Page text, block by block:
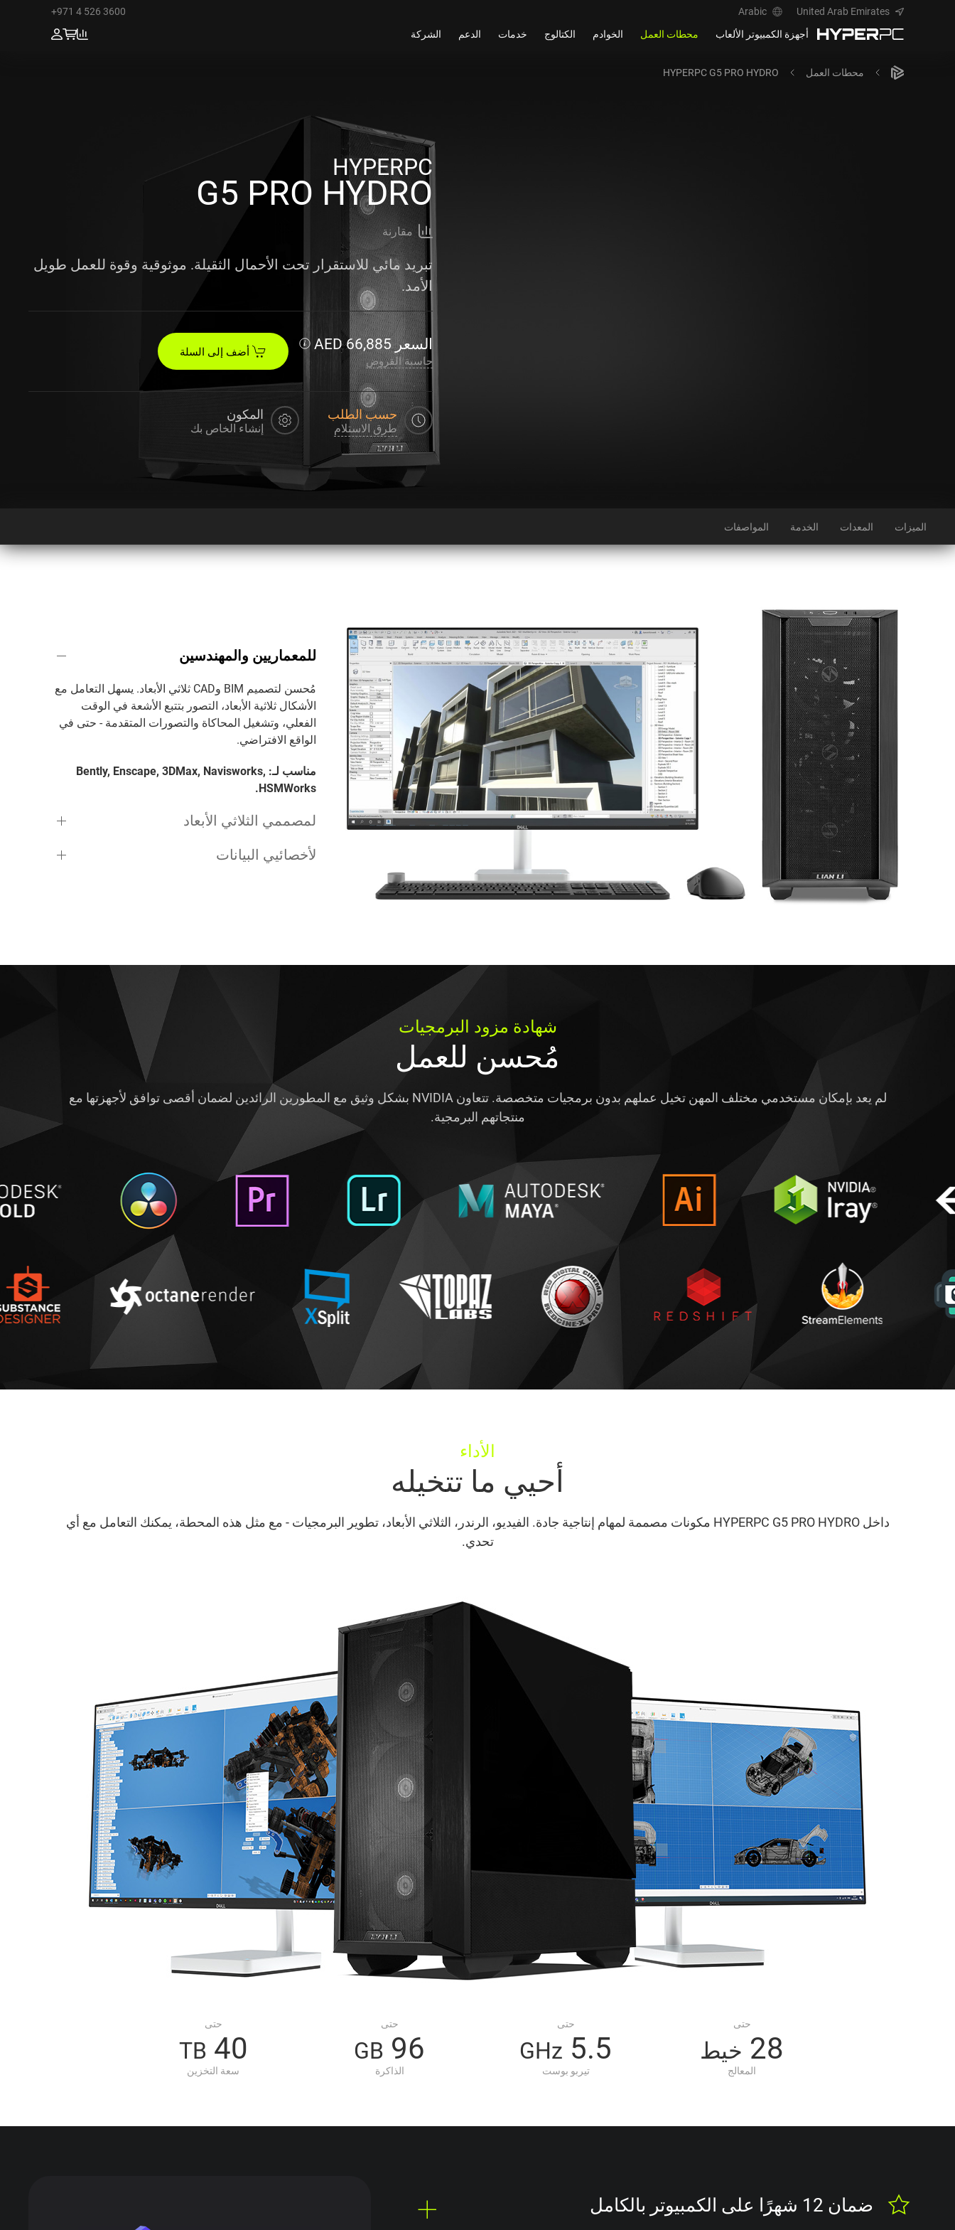
United Arab Emirates
Arabic
+971 4 526 3600
أجهزة الكمبيوتر الألعاب
محطات العمل الخوادم الكتالوج خدمات الدعم الشركة
محطات العمل HYPERPC G5 PRO HYDRO
HYPERPC
G5 PRO HYDRO
مقارنة
تبريد مائي للاستقرار تحت الأحمال الثقيلة. موثوقية وقوة للعمل طويل
الأمد.
السعر AED66,885
حاسبة القروض
أضف إلى السلة
حسب الطلب
طرق الاستلام
المكون
إنشاء الخاص بك
الميزات المعدات الخدمة المواصفات
للمعماريين والمهندسين
مُحسن لتصميم BIM وCAD ثلاثي الأبعاد. يسهل التعامل مع
الأشكال ثلاثية الأبعاد، التصور بتتبع الأشعة في الوقت
الفعلي، وتشغيل المحاكاة والتصورات المتقدمة - حتى في
الواقع الافتراضي.
مناسب لـ: Bently, Enscape, 3DMax, Navisworks,
HSMWorks.
لمصممي الثلاثي الأبعاد
لأخصائيي البيانات
شهادة مزود البرمجيات
مُحسن للعمل
لم يعد بإمكان مستخدمي مختلف المهن تخيل عملهم بدون برمجيات متخصصة. تتعاون NVIDIA بشكل وثيق مع المطورين الرائدين لضمان أقصى توافق لأجهزتها مع
منتجاتهم البرمجية.
الأداء
أحيي ما تتخيله
داخل HYPERPC G5 PRO HYDRO مكونات مصممة لمهام إنتاجية جادة. الفيديو، الرندر، الثلاثي الأبعاد، تطوير البرمجيات - مع مثل هذه المحطة، يمكنك التعامل مع أي
تحدي.
حتى
28 خيط
المعالج
حتى
5.5
GHz
تيربو بوست
حتى
96
GB
الذاكرة
حتى
40
TB
سعة التخزين
ضمان 12 شهرًا على الكمبيوتر بالكامل